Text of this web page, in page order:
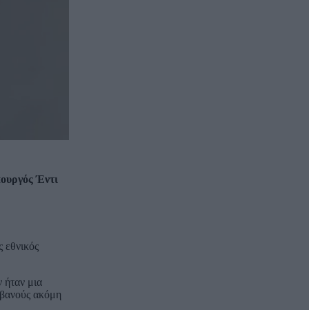
Έντι
εθνικός
ήταν μια
ακόμη